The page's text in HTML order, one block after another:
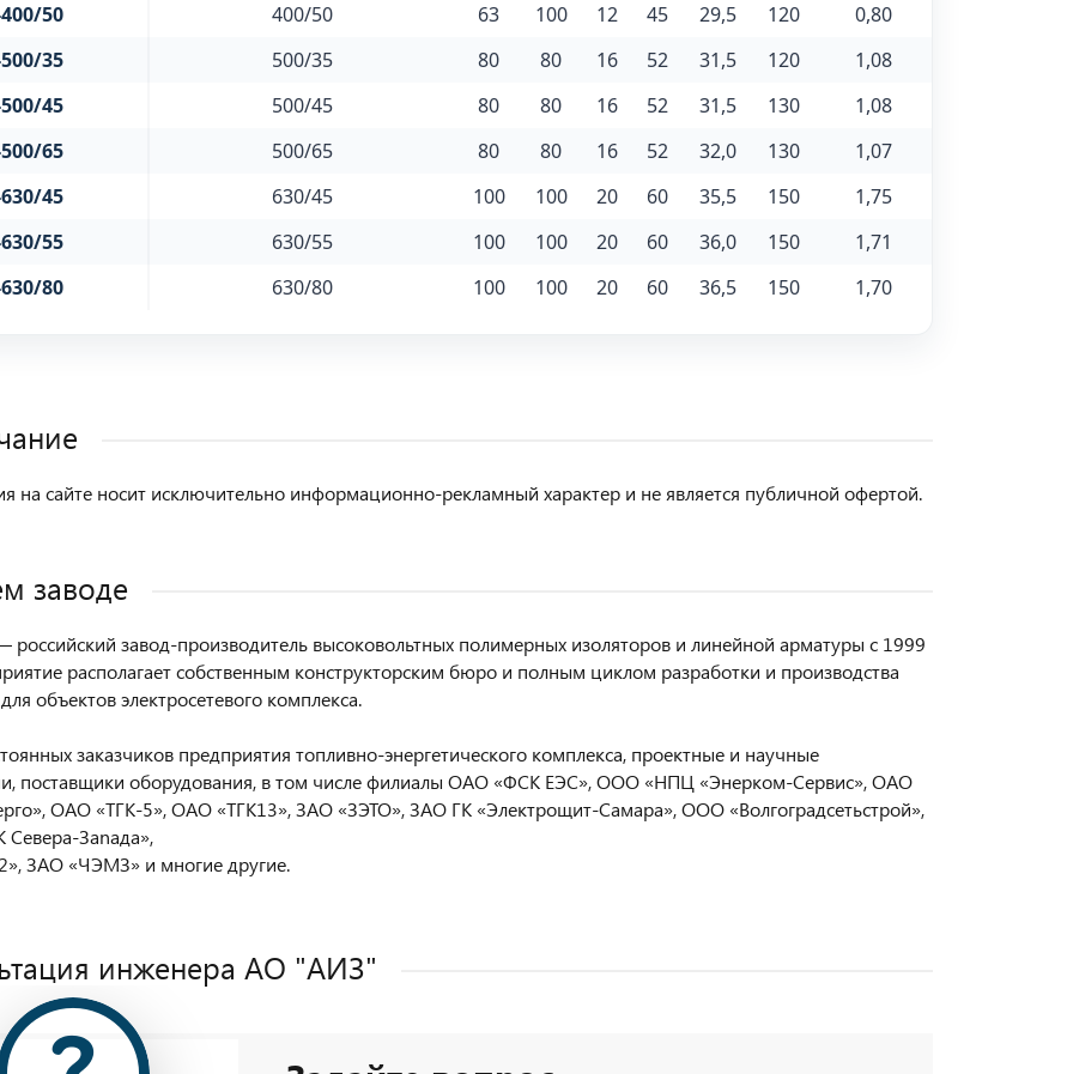
50
400/50 63 100 12 45 29,5 120
0,80
35
500/35 80 80 16 52 31,5 120
1,08
45
500/45 80 80 16 52 31,5 130
1,08
65
500/65 80 80 16 52 32,0 130
1,07
45
630/45 100 100 20 60 35,5 150
1,75
55
630/55 100 100 20 60 36,0 150
1,71
80
630/80 100 100 20 60 36,5 150 1,70
на сайте носит исключительно информационно-рекламный характер и не является публичной офертой.
заводе
завод-производитель высоковольтных полимерных изоляторов и линейной арматуры с 1999
располагает собственным конструкторским бюро и полным циклом разработки и производства
объектов электросетевого комплекса.
заказчиков предприятия топливно-энергетического комплекса, проектные и научные
поставщики оборудования, в том числе филиалы ОАО «ФСК ЕЭС», ООО «НПЦ «Энерком-Сервис», ОАО
ОАО «ТГК-5», ОАО «ТГК13», ЗАО «ЗЭТО», ЗАО ГК «Электрощит-Самара», ООО «Волгоградсетьстрой»,
Заnада»,
ЗАО «ЧЭМЗ» и многие другие.
инженера AO "АИЗ"